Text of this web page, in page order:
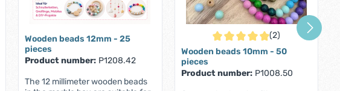
Wooden beads 12mm - 25
pieces
Product number: P1208.42
The 12 millimeter wooden beads
Average rating of 5 out of 5 stars
(2)
Wooden beads 10mm - 50
pieces
Product number: P1008.50